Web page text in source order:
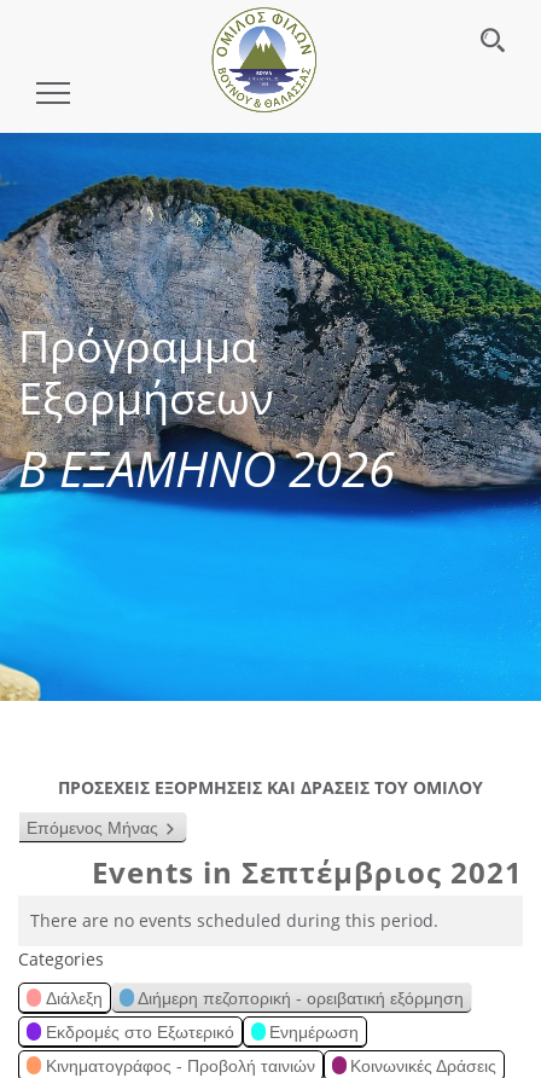
Toggle
Πρόγραμμα
Εξορμήσεων
Β ΕΞΑΜΗΝΟ 2026
ΠΡΟΣΕΧΕΙΣ ΕΞΟΡΜΗΣΕΙΣ ΚΑΙ ΔΡΑΣΕΙΣ ΤΟΥ ΟΜΙΛΟΥ
Επόμενος Μήνας
Events in Σεπτέμβριος 2021
There are no events scheduled during this period.
Categories
Διάλεξη
Διήμερη πεζοπορική - ορειβατική εξόρμηση
Εκδρομές στο Εξωτερικό
Ενημέρωση
Κινηματογράφος - Προβολή ταινιών
Κοινωνικές Δράσεις